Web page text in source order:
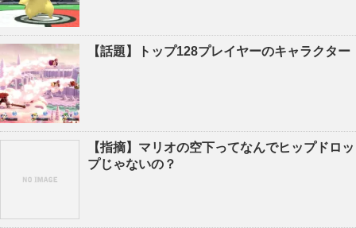
【話題】トップ128プレイヤーのキャラクター
【指摘】マリオの空下ってなんでヒップドロッ
プじゃないの？